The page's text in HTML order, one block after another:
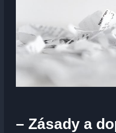
– Zásady a